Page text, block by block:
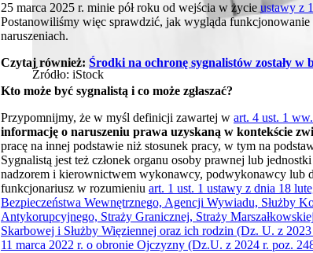
Źródło: iStock
25 marca 2025 r. minie pół roku od wejścia w życieustawy z
Postanowiliśmy więc sprawdzić, jak wygląda
naruszeniach.
Czytaj również: Środki na ochronę sygnalistów zostały w
Kto może być sygnalistą i co może zgłaszać?
Przypomnijmy, że w myśl definicji zawartej w art. 4 ust. 1
informację o naruszeniu prawa uzyskaną w kontekście
pracę na innej podstawie niż stosunek pracy, w tym na
Sygnalistą jest też członek organu osoby prawnej lub
nadzorem i kierownictwem wykonawcy, podwykonawcy lub
funkcjonariusz w rozumieniu art. 1 ust. 1 ustawy z dnia 18
Bezpieczeństwa Wewnętrznego, Agencji Wywiadu, Służby
Antykorupcyjnego, Straży Granicznej, Straży
Skarbowej i Służby Więziennej oraz ich rodzin (Dz. U. z
11 marca 2022 r. o obronie Ojczyzny (Dz.U. z 2024 r. poz.